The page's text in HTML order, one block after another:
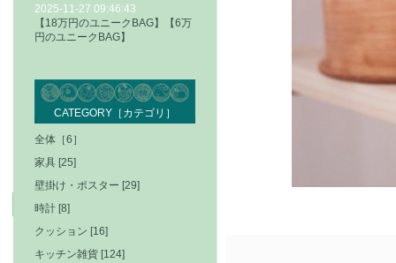
2025-11-27 09:46:43
【18万円のユニークBAG】【6万
円のユニークBAG】
CATEGORY［カテゴリ］
全体［6］
家具 [25]
壁掛け・ポスター [29]
時計 [8]
クッション [16]
キッチン雑貨 [124]